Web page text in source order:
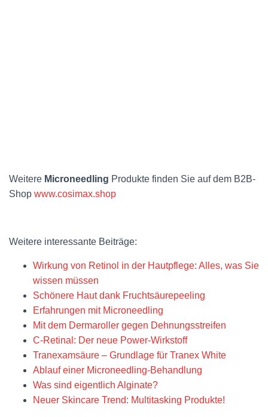
Weitere Microneedling Produkte finden Sie auf dem B2B-
Shop www.cosimax.shop
Weitere interessante Beiträge:
Wirkung von Retinol in der Hautpflege: Alles, was Sie
wissen müssen
Schönere Haut dank Fruchtsäurepeeling
Erfahrungen mit Microneedling
Mit dem Dermaroller gegen Dehnungsstreifen
C-Retinal: Der neue Power-Wirkstoff
Tranexamsäure – Grundlage für Tranex White
Ablauf einer Microneedling-Behandlung
Was sind eigentlich Alginate?
Neuer Skincare Trend: Multitasking Produkte!